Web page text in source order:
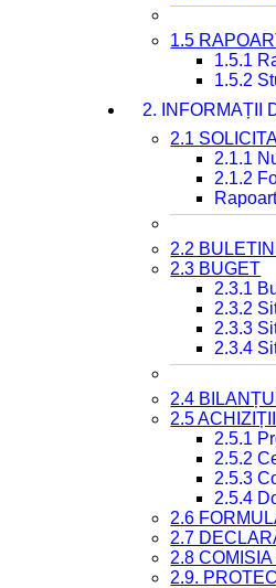
1.5
1.5.1
1.5.2
2. INFORMAȚII
2.1
2.1.1
2.1.2
2.2
2.3 BUGET
2.3.1
2.3.2
2.3.3
2.3.4
2.4
2.5
2.5.1
2.5.2
2.5.3
2.5.4
2.6
2.7
2.8
2.9.